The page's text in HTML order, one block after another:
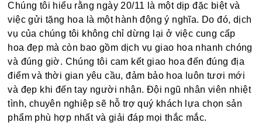
Chúng tôi hiểu rằng ngày 20/11 là một dịp đặc biệt và
việc gửi tặng hoa là một hành động ý nghĩa. Do đó, dịch
vụ của chúng tôi không chỉ dừng lại ở việc cung cấp
hoa đẹp mà còn bao gồm dịch vụ giao hoa nhanh chóng
và đúng giờ. Chúng tôi cam kết giao hoa đến đúng địa
điểm và thời gian yêu cầu, đảm bảo hoa luôn tươi mới
và đẹp khi đến tay người nhận. Đội ngũ nhân viên nhiệt
tình, chuyên nghiệp sẽ hỗ trợ quý khách lựa chọn sản
phẩm phù hợp nhất và giải đáp mọi thắc mắc.